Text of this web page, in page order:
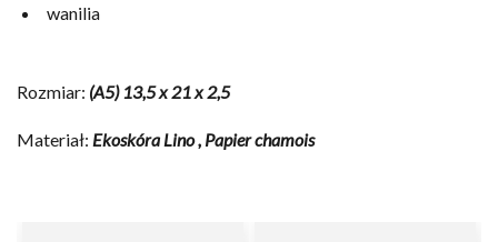
wanilia
Rozmiar: (A5) 13,5 x 21 x 2,5
Materiał: Ekoskóra Lino , Papier chamois